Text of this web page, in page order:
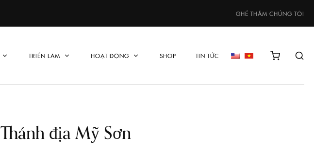
GHÉ THĂM CHÚNG TÔI
TRIỂN LÃM HOẠT ĐỘNG SHOP TIN TỨC
Thánh địa Mỹ Sơn